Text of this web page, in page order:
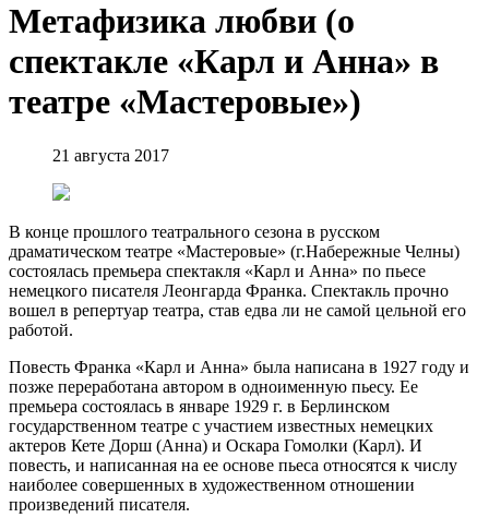
Метафизика любви (о
спектакле «Карл и Анна» в
театре «Мастеровые»)
21 августа 2017
В конце прошлого театрального сезона в русском
драматическом театре «Мастеровые» (г.Набережные Челны)
состоялась премьера спектакля «Карл и Анна» по пьесе
немецкого писателя Леонгарда Франка. Спектакль прочно
вошел в репертуар театра, став едва ли не самой цельной его
работой.
Повесть Франка «Карл и Анна» была написана в 1927 году и
позже переработана автором в одноименную пьесу. Ее
премьера состоялась в январе 1929 г. в Берлинском
государственном театре с участием известных немецких
актеров Кете Дорш (Анна) и Оскара Гомолки (Карл). И
повесть, и написанная на ее основе пьеса относятся к числу
наиболее совершенных в художественном отношении
произведений писателя.